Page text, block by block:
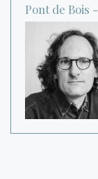
Pont de Bois